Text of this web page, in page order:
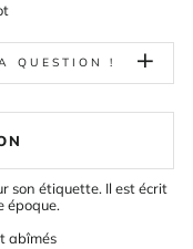
QUESTION !
son étiquette. Il est écrit
époque.
abîmés